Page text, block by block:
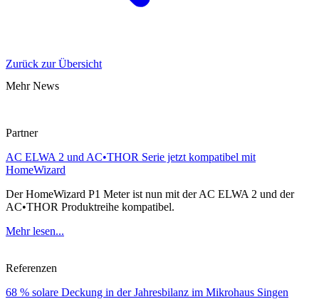
Zurück zur Übersicht
Mehr News
Partner
AC ELWA 2 und AC•THOR Serie jetzt kompatibel mit
HomeWizard
Der HomeWizard P1 Meter ist nun mit der AC ELWA 2 und der
AC•THOR Produktreihe kompatibel.
Mehr lesen...
Referenzen
68 % solare Deckung in der Jahresbilanz im Mikrohaus Singen